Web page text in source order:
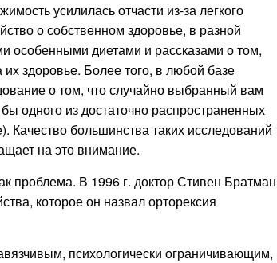
усилилась отчасти из-за легкого
о собственном здоровье, в разной
особенными диетами и рассказами о том,
здоровье. Более того, в любой базе
о том, что случайно выбранный вам
одного из достаточно распространенных
Качество большинства таких исследований
на это внимание.
проблема. В 1996 г. доктор Стивен Братман
которое он назвал орторексия
психологически ограничивающим,